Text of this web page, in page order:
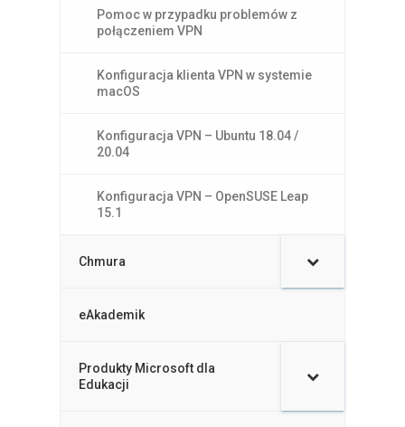
Pomoc w przypadku problemów z
połączeniem VPN
Konfiguracja klienta VPN w systemie
macOS
Konfiguracja VPN – Ubuntu 18.04 /
20.04
Konfiguracja VPN – OpenSUSE Leap
15.1
Chmura
eAkademik
Produkty Microsoft dla
Edukacji
–